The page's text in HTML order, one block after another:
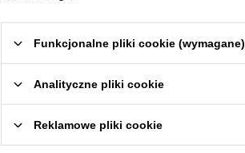
skóra naturalna licowa
czarny czerwony
Funkcjonalne pliki cookie (wymagane)
Analityczne pliki cookie
Reklamowe pliki cookie